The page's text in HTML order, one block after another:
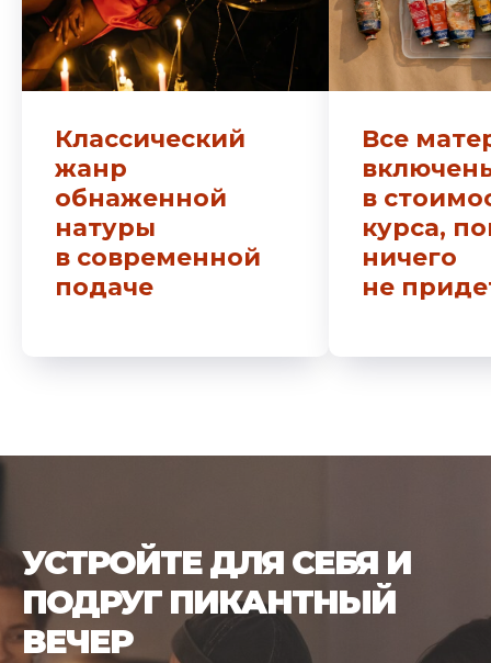
Классический
жанр
обнаженной
натуры
в современной
подаче
Все
в
курса,
ничего
не
УСТРОЙТЕ ДЛЯ СЕБЯ И
ПОДРУГ ПИКАНТНЫЙ
ВЕЧЕР